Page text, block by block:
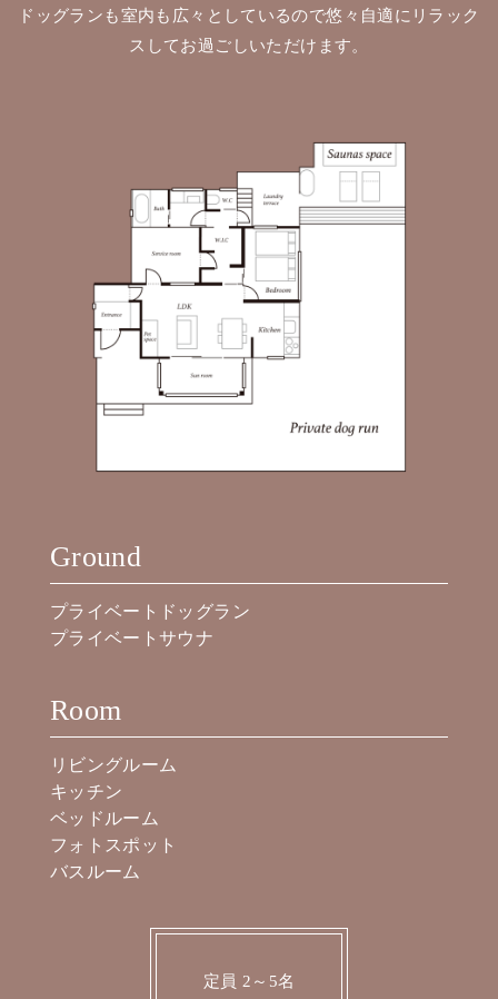
ドッグランも室内も広々としているので悠々自適にリラック
スしてお過ごしいただけます。
Ground
プライベートドッグラン
プライベートサウナ
Room
リビングルーム
キッチン
ベッドルーム
フォトスポット
バスルーム
定員 2～5名